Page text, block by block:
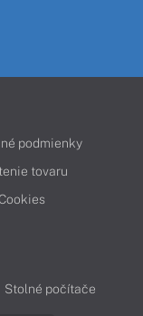
podmienky
tovaru
Cookies
Stolné počítače